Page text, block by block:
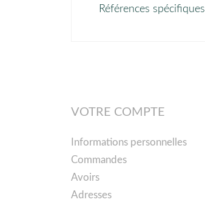
Références spécifiques
VOTRE COMPTE
Informations personnelles
Commandes
Avoirs
Adresses